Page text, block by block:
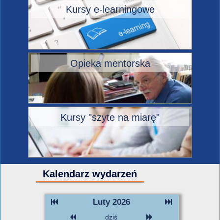
Kursy e-learningowe
Opieka mentorska
Kursy "szyte na miarę"
Kalendarz wydarzeń
Luty 2026
dziś